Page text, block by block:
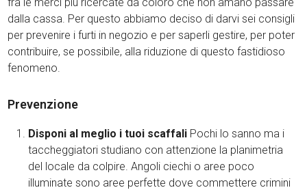
dalla cassa. Per questo abbiamo deciso di darvi sei consigli
per prevenire i furti in negozio e per saperli gestire, per poter
contribuire, se possibile, alla riduzione di questo fastidioso
fenomeno.
Prevenzione
Disponi al meglio i tuoi scaffali Pochi lo sanno ma i
taccheggiatori studiano con attenzione la planimetria
del locale da colpire. Angoli ciechi o aree poco
illuminate sono aree perfette dove commettere crimini